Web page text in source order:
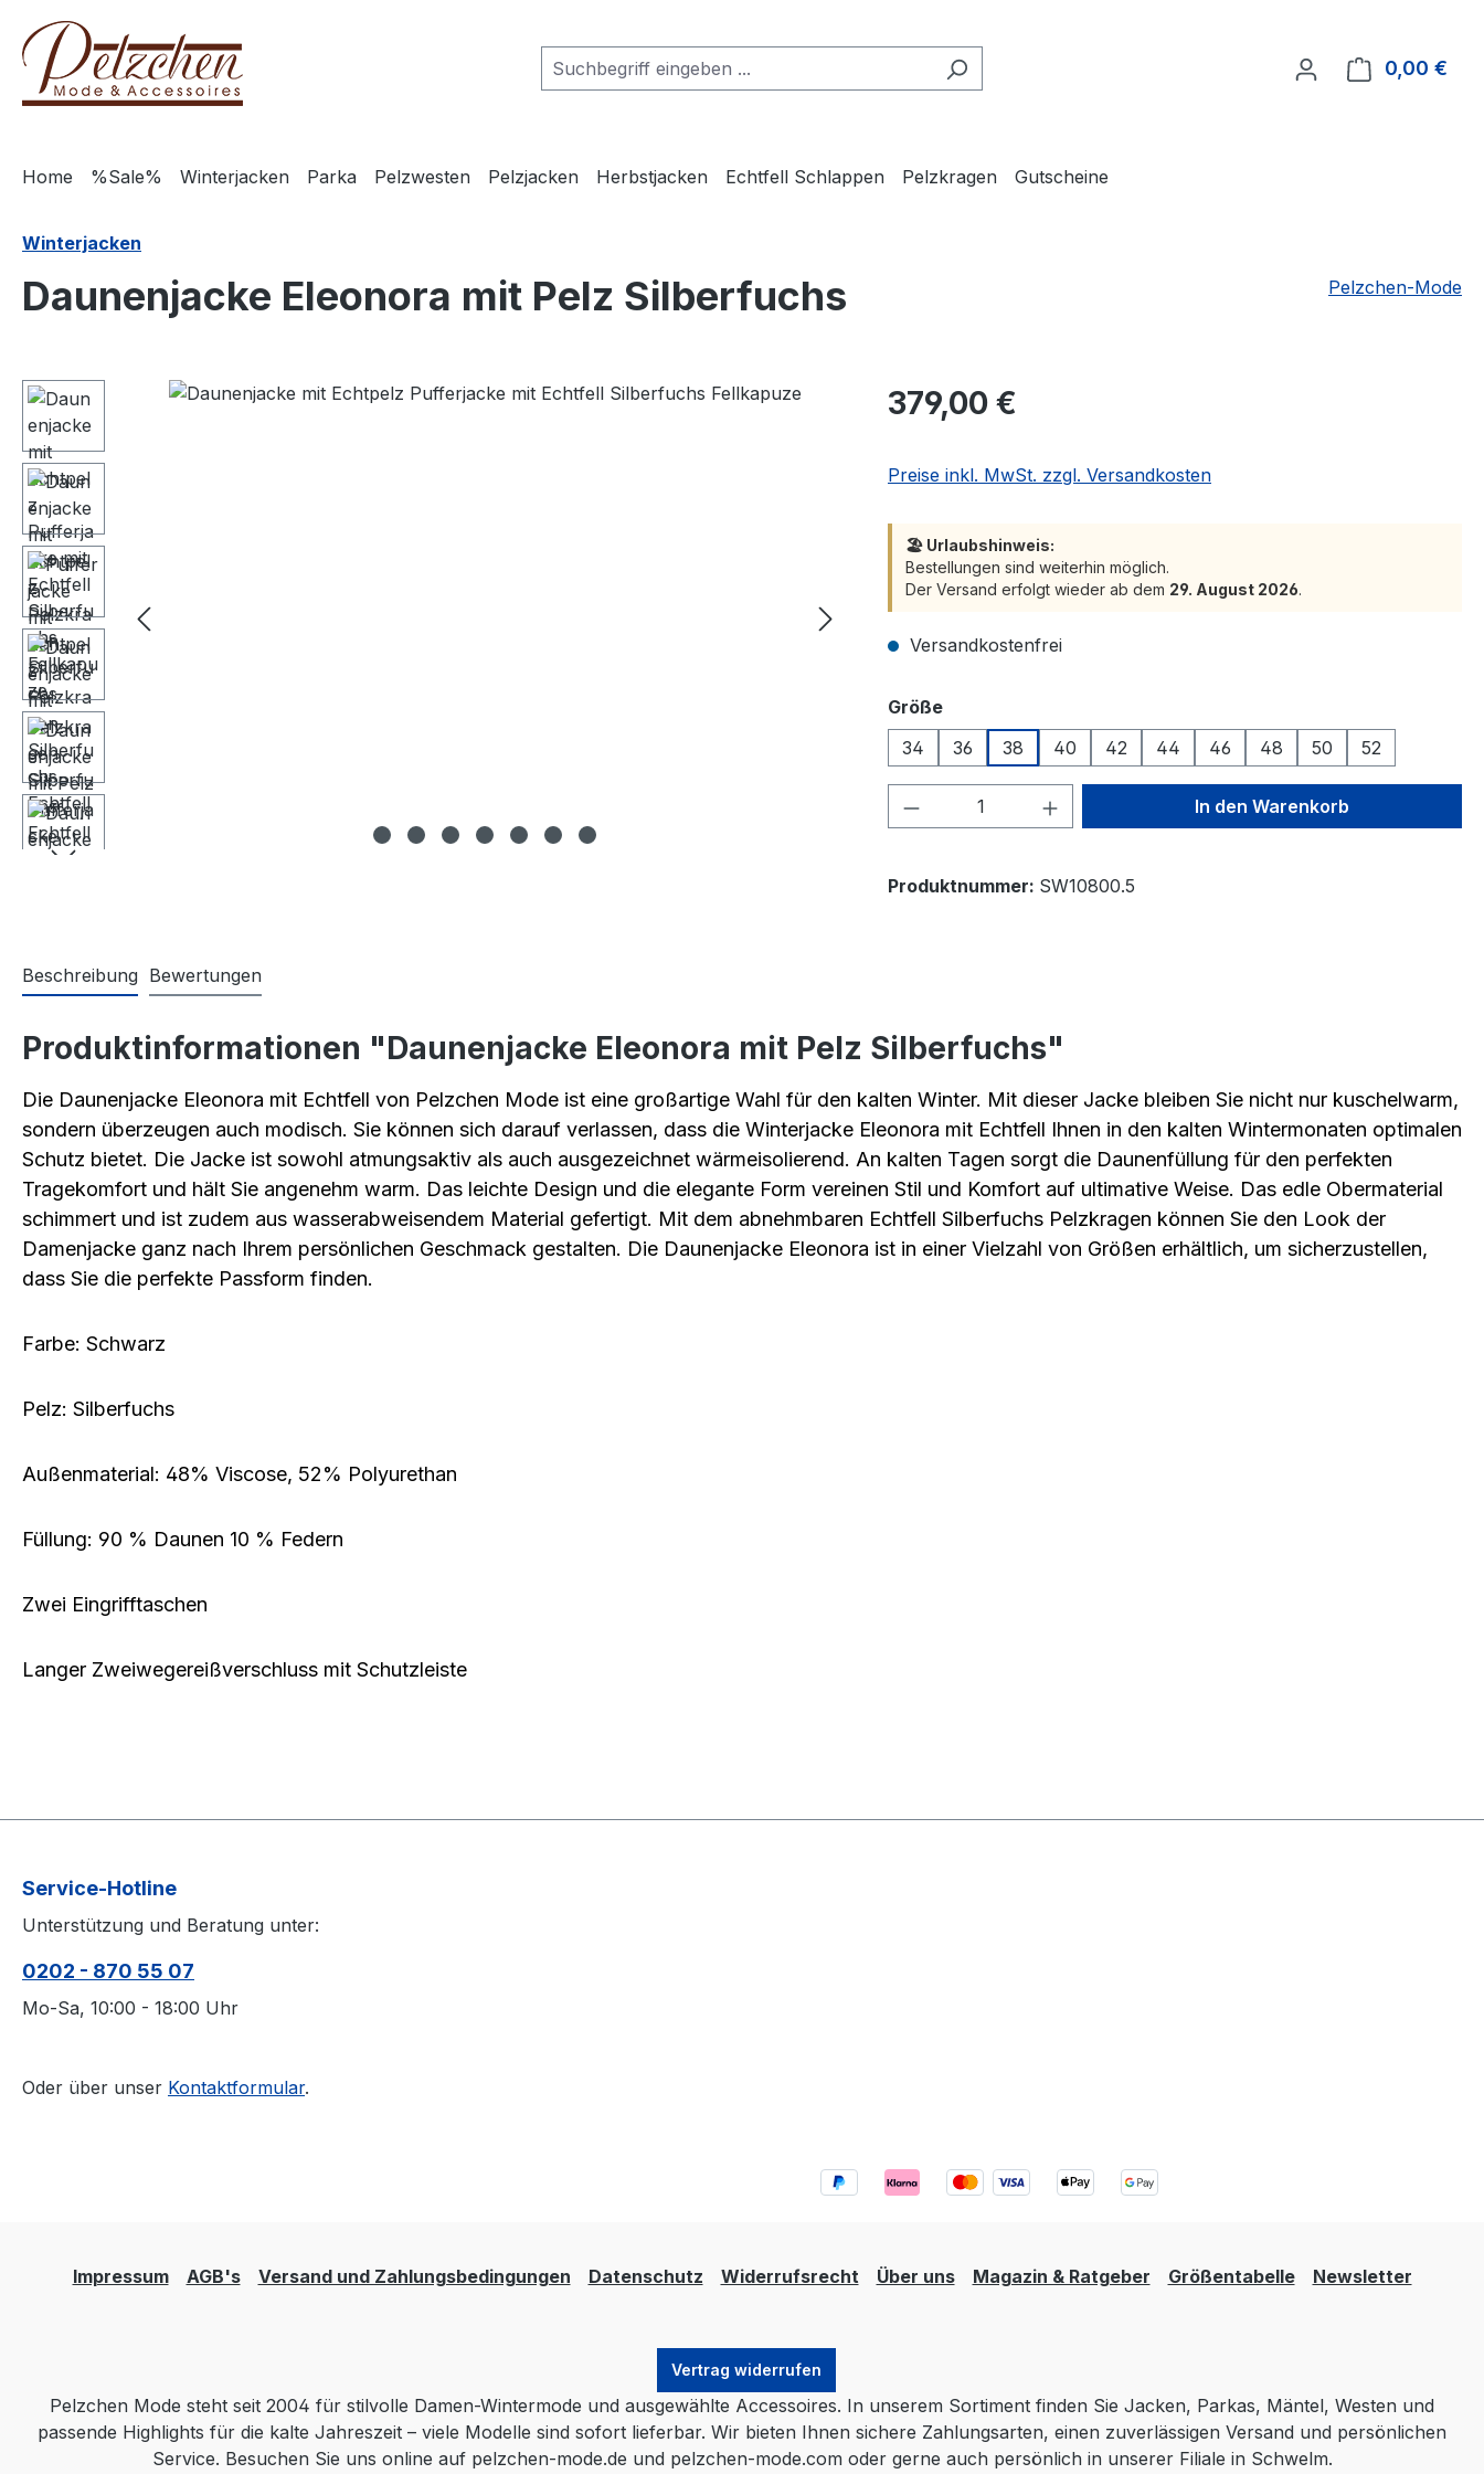
Hauptinhalt springen
Zur Suche springen
Zur Hauptnavigation springen
0,00 €
Home %Sale% Winterjacken Parka Pelzwesten Pelzjacken Herbstjacken Echtfell Schlappen Pelzkragen Gutscheine
Winterjacken
Daunenjacke Eleonora mit Pelz Silberfuchs Pelzchen-Mode
Bildergalerie überspringen Regulärer Preis:
379,00 €
Preise inkl. MwSt. zzgl. Versandkosten
🏖️ Urlaubshinweis:
Bestellungen sind weiterhin möglich.
Der Versand erfolgt wieder ab dem 29. August 2026.
Versandkostenfrei
Größeauswählen
34
36 38 40 42 44 46 48 50 52
Produkt Anzahl: Gib den gewünschten Wert
In den Warenkorb
Produktnummer: SW10800.5
Beschreibung Bewertungen
Produktinformationen "Daunenjacke Eleonora mit Pelz Silberfuchs"
Die Daunenjacke Eleonora mit Echtfell von Pelzchen Mode ist eine großartige Wahl für den kalten Winter. Mit dieser Jacke bleiben Sie nicht nur kuschelwarm,
sondern überzeugen auch modisch. Sie können sich darauf verlassen, dass die Winterjacke Eleonora mit Echtfell Ihnen in den kalten Wintermonaten optimalen
Schutz bietet. Die Jacke ist sowohl atmungsaktiv als auch ausgezeichnet wärmeisolierend. An kalten Tagen sorgt die Daunenfüllung für den perfekten
Tragekomfort und hält Sie angenehm warm. Das leichte Design und die elegante Form vereinen Stil und Komfort auf ultimative Weise. Das edle Obermaterial
schimmert und ist zudem aus wasserabweisendem Material gefertigt. Mit dem abnehmbaren Echtfell Silberfuchs Pelzkragen können Sie den Look der
Damenjacke ganz nach Ihrem persönlichen Geschmack gestalten. Die Daunenjacke Eleonora ist in einer Vielzahl von Größen erhältlich, um sicherzustellen,
dass Sie die perfekte Passform finden.
Farbe: Schwarz
Pelz: Silberfuchs
Außenmaterial: 48% Viscose, 52% Polyurethan
Füllung: 90 % Daunen 10 % Federn
Zwei Eingrifftaschen
Langer Zweiwegereißverschluss mit Schutzleiste
Service-Hotline
Unterstützung und Beratung unter:
0202 - 870 55 07
Mo-Sa, 10:00 - 18:00 Uhr
Oder über unser Kontaktformular.
Impressum AGB's Versand und Zahlungsbedingungen Datenschutz Widerrufsrecht Über uns Magazin & Ratgeber Größentabelle Newsletter
Vertrag widerrufen
Pelzchen Mode steht seit 2004 für stilvolle Damen-Wintermode und ausgewählte Accessoires. In unserem Sortiment finden Sie Jacken, Parkas, Mäntel, Westen und
passende Highlights für die kalte Jahreszeit – viele Modelle sind sofort lieferbar. Wir bieten Ihnen sichere Zahlungsarten, einen zuverlässigen Versand und persönlichen
Service. Besuchen Sie uns online auf pelzchen-mode.de und pelzchen-mode.com oder gerne auch persönlich in unserer Filiale in Schwelm.